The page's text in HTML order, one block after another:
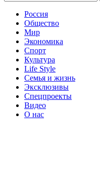
Россия
Общество
Мир
Экономика
Спорт
Культура
Life Style
Семья и жизнь
Эксклюзивы
Спецпроекты
Видео
О нас